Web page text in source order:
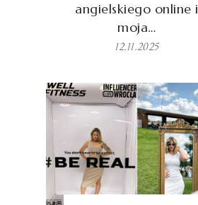
angielskiego online i
moja…
12.11.2025